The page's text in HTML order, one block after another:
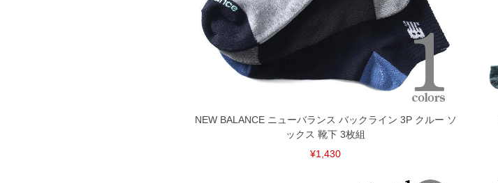
NEW BALANCE ニューバランス バックライン 3P クルー ソ
ックス 靴下 3枚組
¥1,430